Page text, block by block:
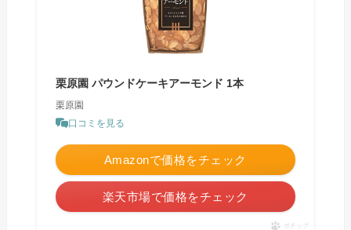
栗原園 パウンドケーキアーモンド 1本
栗原園
口コミを見る
Amazonで価格をチェック
楽天市場で価格をチェック
ポチップ